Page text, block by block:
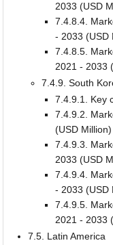
2033 (USD
7.4.8.4.
- 2033 (USD
7.4.8.5.
2021 - 2033
7.4.9. South
7.4.9.1. Key
7.4.9.2.
(USD Million)
7.4.9.3.
2033 (USD
7.4.9.4.
- 2033 (USD
7.4.9.5.
2021 - 2033
7.5. Latin America